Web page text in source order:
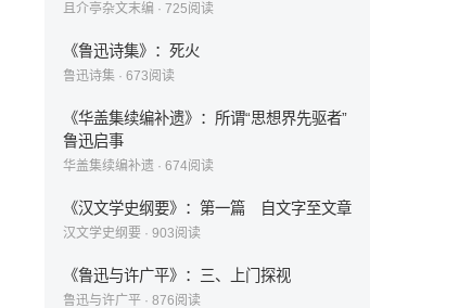
且介亭杂文末编 · 725阅读
《鲁迅诗集》：死火
鲁迅诗集 · 673阅读
《华盖集续编补遗》：所谓“思想界先驱者”
鲁迅启事
华盖集续编补遗 · 674阅读
《汉文学史纲要》：第一篇 自文字至文章
汉文学史纲要 · 903阅读
《鲁迅与许广平》：三、上门探视
鲁迅与许广平 · 876阅读